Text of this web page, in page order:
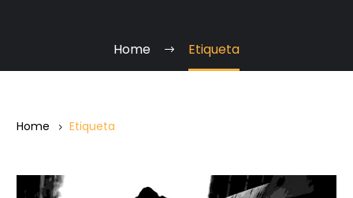
Home Etiqueta
Home Etiqueta
“Hablemos